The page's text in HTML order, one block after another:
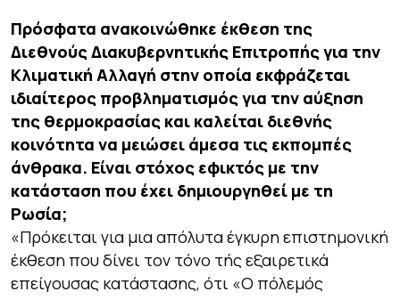
Πρόσφατα ανακοινώθηκε έκθεση της
Διεθνούς Διακυβερνητικής Επιτροπής για την
Κλιματική Αλλαγή στην οποία εκφράζεται
ιδιαίτερος προβληματισμός για την αύξηση
της θερμοκρασίας και καλείται διεθνής
κοινότητα να μειώσει άμεσα τις εκπομπές
άνθρακα. Είναι στόχος εφικτός με την
κατάσταση που έχει δημιουργηθεί με τη
Ρωσία;
«Πρόκειται για μια απόλυτα έγκυρη επιστημονική
έκθεση που δίνει τον τόνο τής εξαιρετικά
επείγουσας κατάστασης, ότι «Ο πόλεμός